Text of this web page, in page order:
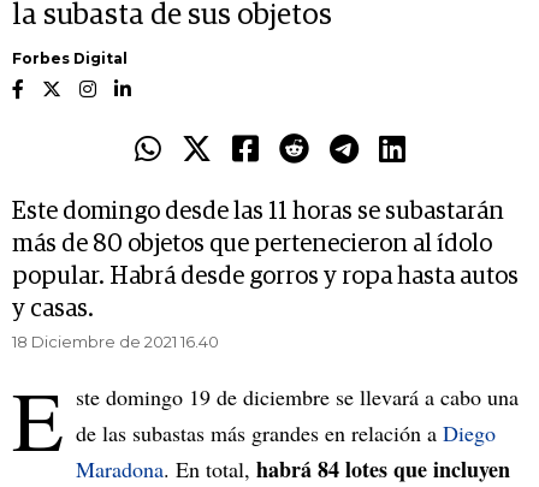
la subasta de sus objetos
Forbes Digital
Este domingo desde las 11 horas se subastarán
más de 80 objetos que pertenecieron al ídolo
popular. Habrá desde gorros y ropa hasta autos
y casas.
18 Diciembre de 2021 16.40
E ste domingo 19 de diciembre se llevará a cabo una
de las subastas más grandes en relación a Diego
Maradona. En total, habrá 84 lotes que incluyen